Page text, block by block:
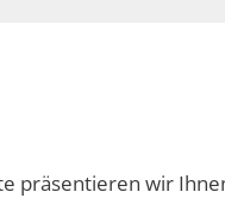
präsentieren wir